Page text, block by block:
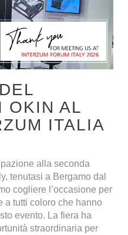
OKIN AL
ITALIA
alla seconda
tenutasi a Bergamo dal
cogliere l’occasione per
a tutti coloro che hanno
evento. La fiera ha
straordinaria per